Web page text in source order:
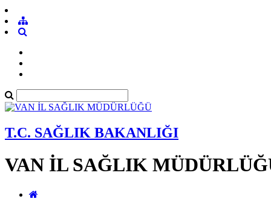
T.C. SAĞLIK BAKANLIĞI
VAN İL SAĞLIK